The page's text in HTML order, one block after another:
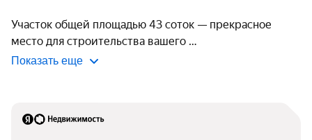
Участок общей площадью 43 соток — прекрасное
место для строительства вашего
Показать еще